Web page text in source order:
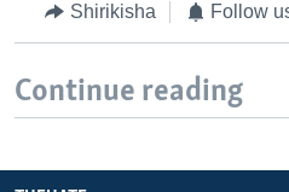
Shirikisha Follow
Continue reading